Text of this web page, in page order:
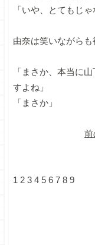
「いや、とてもじ
由奈は笑いながらも
「まさか、本当に
すよね」
「まさか」
前
1 2 3 4 5 6 7 8 9